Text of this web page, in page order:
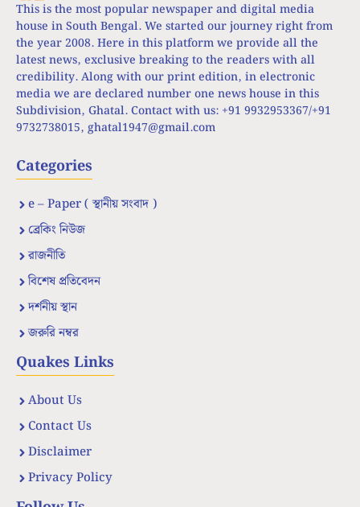
This is the most popular newspaper and digital media
house in South Bengal. We started our journey right from
the year 2008. Here in this platform we provide all the
latest news, exclusive breaking to the readers with all
credibility. Along with our print edition, in electronic
media we are declared number one news house in this
Subdivision, Ghatal. Contact with us: +91 9932953367/+91
9732738015, ghatal1947@gmail.com
Categories
e – Paper ( স্থানীয় সংবাদ )
ব্রেকিং নিউজ
রাজনীতি
বিশেষ প্রতিবেদন
দর্শনীয় স্থান
জরুরি নম্বর
Quakes Links
About Us
Contact Us
Disclaimer
Privacy Policy